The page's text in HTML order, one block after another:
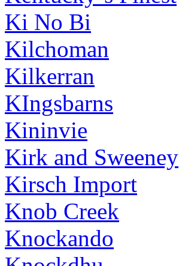
Ki No Bi
Kilchoman
Kilkerran
KIngsbarns
Kininvie
Kirk and Sweeney
Kirsch Import
Knob Creek
Knockando